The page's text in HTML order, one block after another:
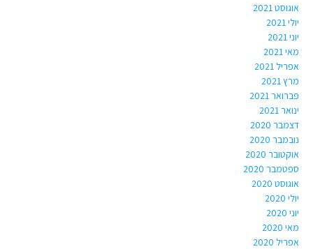
אוגוסט 2021
יולי 2021
יוני 2021
מאי 2021
אפריל 2021
מרץ 2021
פברואר 2021
ינואר 2021
דצמבר 2020
נובמבר 2020
אוקטובר 2020
ספטמבר 2020
אוגוסט 2020
יולי 2020
יוני 2020
מאי 2020
אפריל 2020